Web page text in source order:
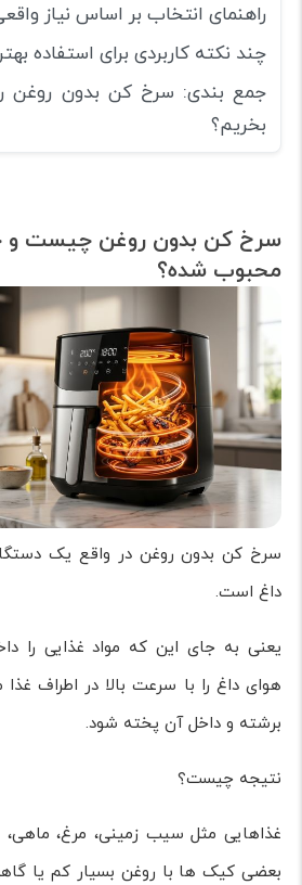
راهنمای انتخاب بر اساس نیاز
چند نکته کاربردی برای استفاده
جمع بندی: سرخ کن بدون روغن
بخریم؟
سرخ کن بدون روغن چیست و
محبوب شده؟
سرخ کن بدون روغن در واقع یک
داغ است.
یعنی به جای این که مواد غذایی را
هوای داغ را با سرعت بالا در اطراف
برشته و داخل آن پخته شود.
نتیجه چیست؟
غذاهایی مثل سیب زمینی، مرغ،
بعضی کیک ها با روغن بسیار کم یا